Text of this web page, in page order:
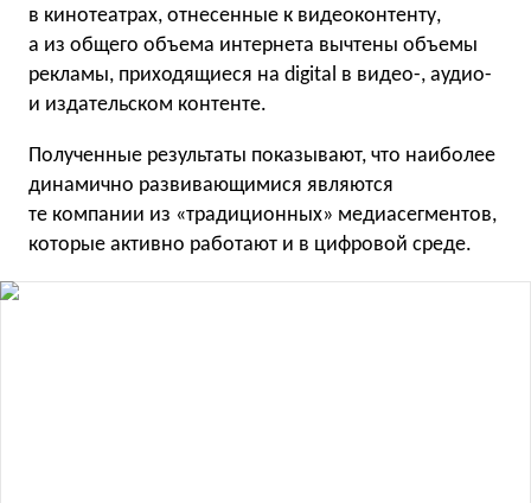
в кинотеатрах, отнесенные к видеоконтенту,
а из общего объема интернета вычтены объемы
рекламы, приходящиеся на digital в видео-, аудио-
и издательском контенте.
Полученные результаты показывают, что наиболее
динамично развивающимися являются
те компании из «традиционных» медиасегментов,
которые активно работают и в цифровой среде.